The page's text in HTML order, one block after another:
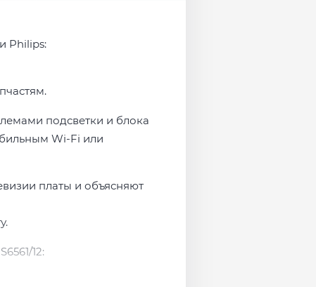
Philips:
подсветки и блока
Wi-Fi или
платы и объясняют
12: